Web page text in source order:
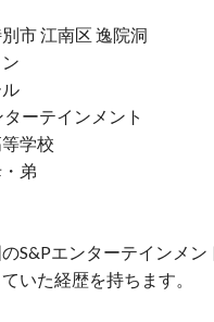
市 江南区 逸院洞
ーテインメント
学校
弟
S&Pエンターテインメン
いた経歴を持ちます。